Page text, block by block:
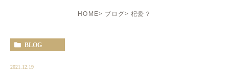
HOME ブログ 杞憂？
BLOG
2021.12.19